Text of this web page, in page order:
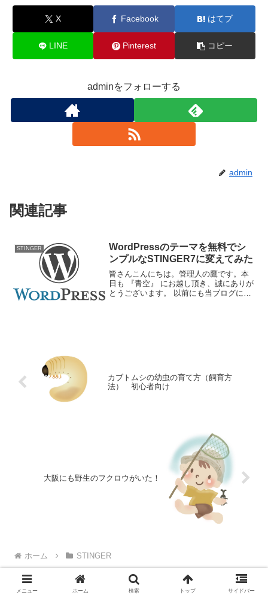
X Facebook はてブ
LINE Pinterest コピー
adminをフォローする
admin
関連記事
STINGER
WordPressのテーマを無料でシ
ンプルなSTINGER7に変えてみた
皆さんこんにちは。管理人の鷹です。本
日も 『青空』 にお越し頂き、誠にありが
とうございます。 以前にも当ブログにお
カブトムシの幼虫の育て方（飼育方
法） 初心者向け
大阪にも野生のフクロウがいた！
ホーム STINGER
メニュー ホーム 検索 トップ サイドバー